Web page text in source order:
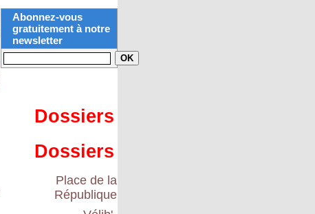
Abonnez-vous
gratuitement à notre
newsletter
Dossiers
Dossiers
Place de la
République